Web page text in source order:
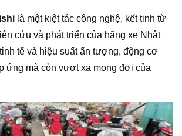
là một kiệt tác công nghệ, kết tinh từ
cứu và phát triển của hãng xe Nhật
tế và hiệu suất ấn tượng, động cơ
ứng mà còn vượt xa mong đợi của